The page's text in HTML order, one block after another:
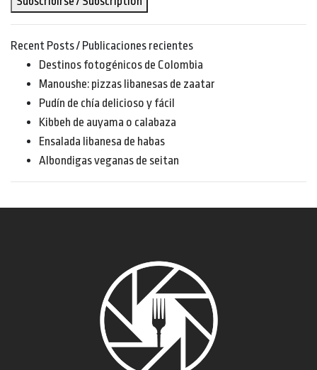
Recent Posts / Publicaciones recientes
Destinos fotogénicos de Colombia
Manoushe: pizzas libanesas de zaatar
Pudín de chía delicioso y fácil
Kibbeh de auyama o calabaza
Ensalada libanesa de habas
Albondigas veganas de seitan